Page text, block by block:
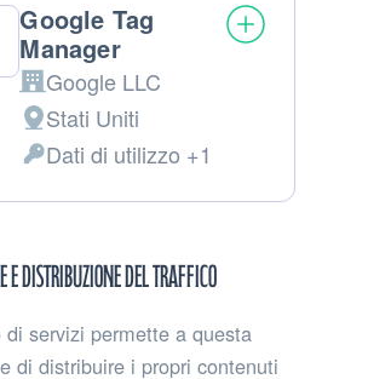
Google Tag
Manager
Azienda:
Google LLC
Luogo
del
trattamento:
Stati Uniti
Dati
Personali
Dati di utilizzo +1
e distribuzione del traffico
servizi permette a questa
di distribuire i propri contenuti